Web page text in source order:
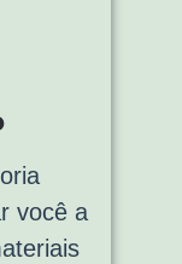
você a